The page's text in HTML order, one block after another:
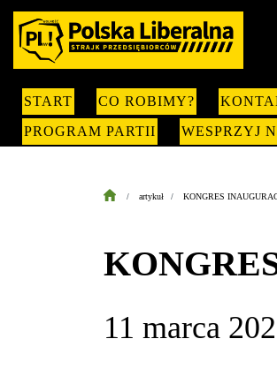
START CO ROBIMY?
PROGRAM PARTII
WESPRZYJ
artykuł KONGRES
11 marca